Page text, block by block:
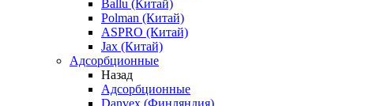
Ballu (Китай)
Polman (Китай)
ASPRO (Китай)
Jax (Китай)
Адсорбционные
Назад
Адсорбционные
Danvex (Финляндия)